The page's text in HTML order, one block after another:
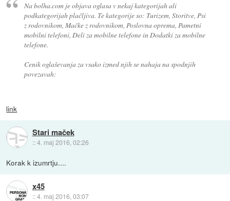
Na bolha.com je objava oglasa v nekaj kategorijah ali
podkategorijah plačljiva. Te kategorije so: Turizem, Storitve, Psi
z rodovnikom, Mačke z rodovnikom, Poslovna oprema, Pametni
mobilni telefoni, Deli za mobilne telefone in Dodatki za mobilne
telefone.
Cenik oglaševanja za vsako izmed njih se nahaja na spodnjih
povezavah:
link
Stari maček
::4. maj 2016, 02:26
Korak k izumrtju....
x45
::4. maj 2016, 03:07